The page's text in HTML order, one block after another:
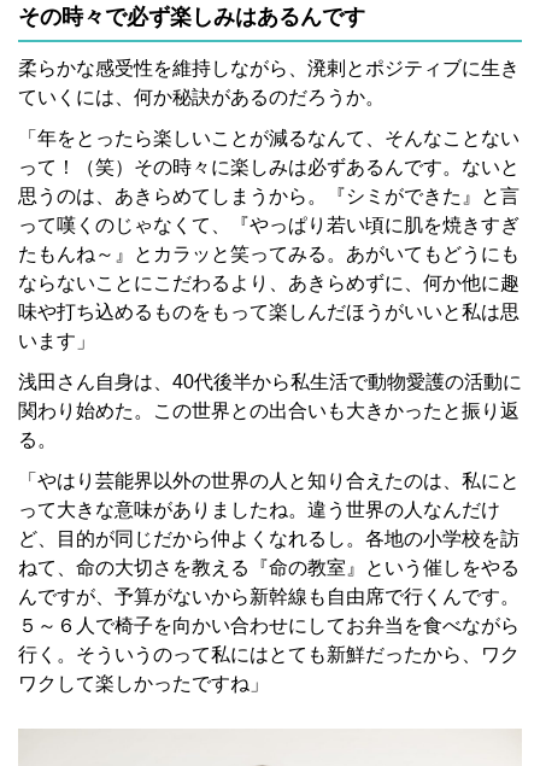
その時々で必ず楽しみはあるんです
柔らかな感受性を維持しながら、溌剌とポジティブに生き
ていくには、何か秘訣があるのだろうか。
「年をとったら楽しいことが減るなんて、そんなことない
って！（笑）その時々に楽しみは必ずあるんです。ないと
思うのは、あきらめてしまうから。『シミができた』と言
って嘆くのじゃなくて、『やっぱり若い頃に肌を焼きすぎ
たもんね～』とカラッと笑ってみる。あがいてもどうにも
ならないことにこだわるより、あきらめずに、何か他に趣
味や打ち込めるものをもって楽しんだほうがいいと私は思
います」
浅田さん自身は、40代後半から私生活で動物愛護の活動に
関わり始めた。この世界との出合いも大きかったと振り返
る。
「やはり芸能界以外の世界の人と知り合えたのは、私にと
って大きな意味がありましたね。違う世界の人なんだけ
ど、目的が同じだから仲よくなれるし。各地の小学校を訪
ねて、命の大切さを教える『命の教室』という催しをやる
んですが、予算がないから新幹線も自由席で行くんです。
５～６人で椅子を向かい合わせにしてお弁当を食べながら
行く。そういうのって私にはとても新鮮だったから、ワク
ワクして楽しかったですね」